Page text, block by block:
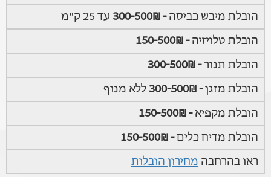
הובלת מיבש כביסה - 300-500₪
עד 25 ק"מ
הובלת טלויזיה - 150-500₪
הובלת תנור- 300-500₪
הובלת מזגן- 300-500₪
ללא מנוף
הובלת מקפיא- 150-500₪
הובלת מדיח כלים- 150-500₪
ראו בהרחבה מחירון הובלות